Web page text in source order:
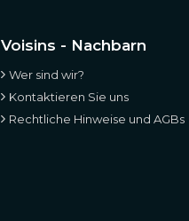
Voisins - Nachbarn
Wer sind wir?
Kontaktieren Sie uns
Rechtliche Hinweise und AGBs